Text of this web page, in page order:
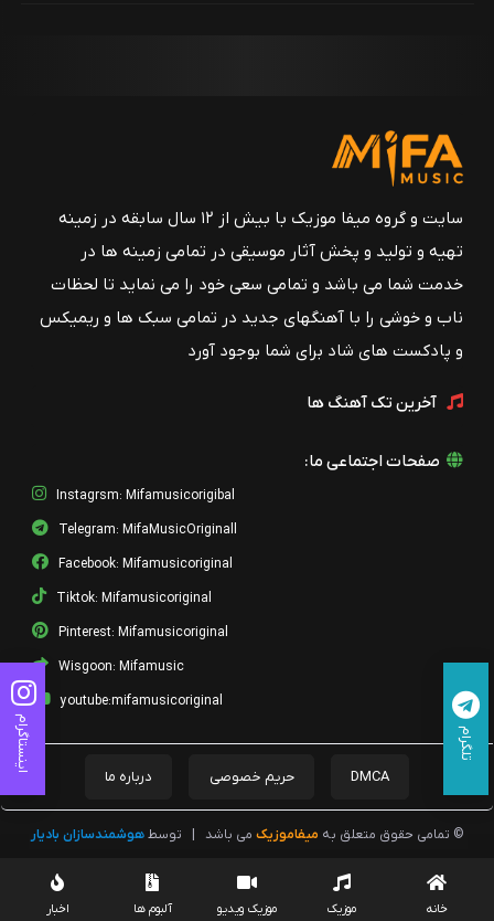
سایت و گروه میفا موزیک با بیش از ۱۲ سال سابقه در زمینه
تهیه و تولید و پخش آثار موسیقی در تمامی زمینه ها در
خدمت شما می باشد و تمامی سعی خود را می نماید تا لحظات
ناب و خوشی را با آهنگهای جدید در تمامی سبک ها و ریمیکس
و پادکست های شاد برای شما بوجود آورد
آخرین تک آهنگ ها
صفحات اجتماعی ما:
Instagrsm: Mifamusicorigibal
Telegram: MifaMusicOriginall
Facebook: Mifamusicoriginal
Tiktok: Mifamusicoriginal
Pinterest: Mifamusicoriginal
Wisgoon: Mifamusic
youtube:mifamusicoriginal
DMCA حریم خصوصی درباره ما
© تمامی حقوق متعلق به میفاموزیک می باشد توسطهوشمندسازان بادیار
خانه موزیک موزیک ویدیو آلبوم ها اخبار
اینستاگرام تلگرام